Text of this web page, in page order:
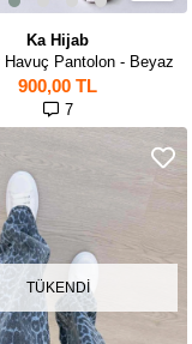
Ka Hijab
Havuç Pantolon - Beyaz
7
900,00 TL
TÜKENDI